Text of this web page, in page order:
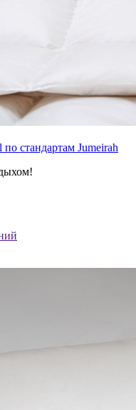
стандартам Jumeirah